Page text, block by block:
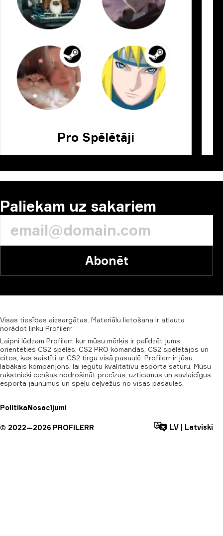
Pro Spēlētāji
Paliekam uz sakariem
Abonēt
Visas tiesības aizsargātas. Materiālu lietošana ir atļauta
norādot linku Profilerr
Laipni lūdzam Profilerr, kur mūsu mērķis ir palīdzēt jums
orientēties CS2 spēlēs, CS2 PRO komandās, CS2 spēlētājos un
citos, kas saistīti ar CS2 tirgu visā pasaulē. Profilerr ir jūsu
labākais kompanjons, lai iegūtu kvalitatīvu esporta saturu. Mūsu
rakstnieki cenšas nodrošināt precīzus, uzticamus un savlaicīgus
esporta jaunumus un spēļu ceļvežus no visas pasaules.
PolitikaNosacījumi
© 2022—2026 PROFILERR LV Latviski